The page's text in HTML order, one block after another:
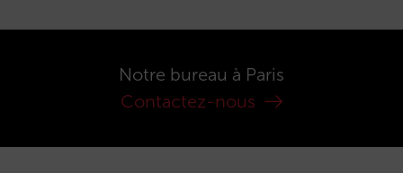
Notre bureau à Paris
Contactez-nous